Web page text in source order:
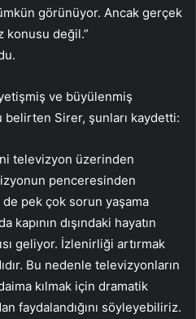
görünüyor. Ancak gerçek
konusu değil.”
ve büyülenmiş
Sirer, şunları kaydetti:
televizyon üzerinden
penceresinden
pek çok sorun yaşama
kapının dışındaki hayatın
geliyor. İzlenirliği artırmak
Bu nedenle televizyonların
kılmak için dramatik
faydalandığını söyleyebiliriz.